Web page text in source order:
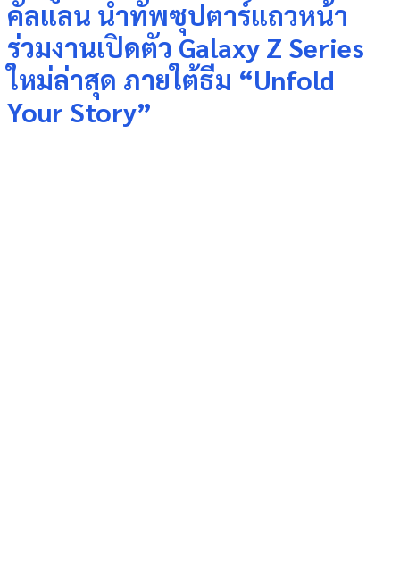
คัลแลน นำทัพซุปตาร์แถวหน้า
ร่วมงานเปิดตัว Galaxy Z Series
ใหม่ล่าสุด ภายใต้ธีม “Unfold
Your Story”